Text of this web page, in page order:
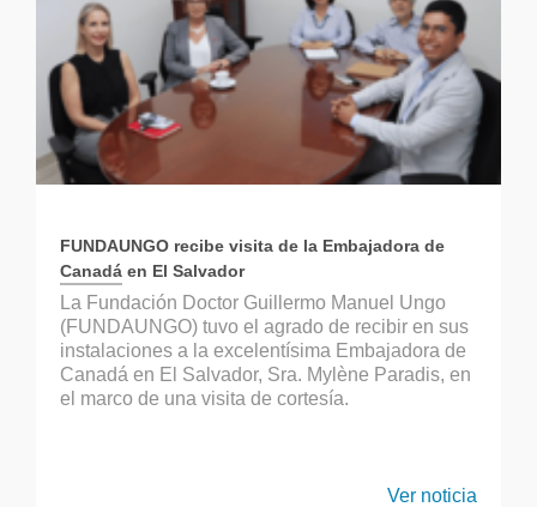
FUNDAUNGO recibe visita de la Embajadora de
Canadá en El Salvador
La Fundación Doctor Guillermo Manuel Ungo
(FUNDAUNGO) tuvo el agrado de recibir en sus
instalaciones a la excelentísima Embajadora de
Canadá en El Salvador, Sra. Mylène Paradis, en
el marco de una visita de cortesía.
Ver noticia